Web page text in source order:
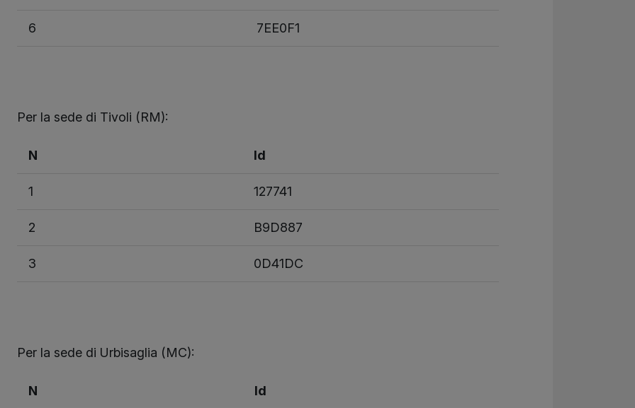
6 7EE0F1
Per la sede di Tivoli (RM):
N Id
1 127741
2 B9D887
3 0D41DC
Per la sede di Urbisaglia (MC):
N Id